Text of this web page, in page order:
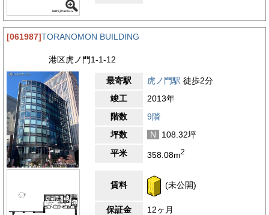
[061987]TORANOMON BUILDING
港区虎ノ門1-1-12
最寄駅 虎ノ門駅 徒歩2分
竣工
2013年
階数
9階
坪数
N
108.32坪
平米
358.08m2
賃料 (未公開)
保証金
12ヶ月